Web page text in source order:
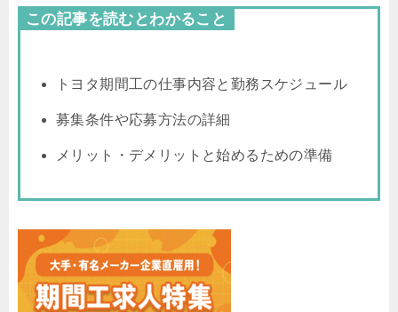
この記事を読むとわかること
トヨタ期間工の仕事内容と勤務スケジュール
募集条件や応募方法の詳細
メリット・デメリットと始めるための準備